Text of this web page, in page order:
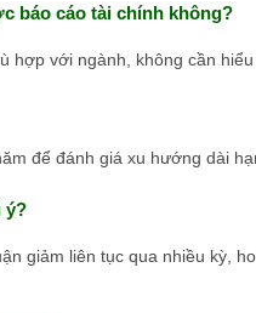
báo cáo tài chính không?
hợp với ngành, không cần
để đánh giá xu hướng dài
ý?
giảm liên tục qua nhiều kỳ,